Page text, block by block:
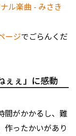
ル楽曲 - みさき
ージでごらんくだ
ぇぇ」に感動
間がかかるし、難
作ったかいがあり